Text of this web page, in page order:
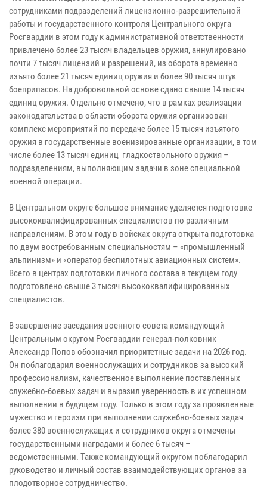
сотрудниками подразделений лицензионно-разрешительной
работы и государственного контроля Центрального округа
Росгвардии в этом году к административной ответственности
привлечено более 23 тысяч владельцев оружия, аннулировано
почти 7 тысяч лицензий и разрешений, из оборота временно
изъято более 21 тысяч единиц оружия и более 90 тысяч штук
боеприпасов. На добровольной основе сдано свыше 14 тысяч
единиц оружия. Отдельно отмечено, что в рамках реализации
законодательства в области оборота оружия организован
комплекс мероприятий по передаче более 15 тысяч изъятого
оружия в государственные военизированные организации, в том
числе более 13 тысяч единиц гладкоствольного оружия –
подразделениям, выполняющим задачи в зоне специальной
военной операции.
В Центральном округе большое внимание уделяется подготовке
высококвалифицированных специалистов по различным
направлениям. В этом году в войсках округа открыта подготовка
по двум востребованным специальностям – «промышленный
альпинизм» и «оператор беспилотных авиационных систем».
Всего в центрах подготовки личного состава в текущем году
подготовлено свыше 3 тысяч высококвалифицированных
специалистов.
В завершение заседания военного совета командующий
Центральным округом Росгвардии генерал-полковник
Александр Попов обозначил приоритетные задачи на 2026 год.
Он поблагодарил военнослужащих и сотрудников за высокий
профессионализм, качественное выполнение поставленных
служебно-боевых задач и выразил уверенность в их успешном
выполнении в будущем году. Только в этом году за проявленные
мужество и героизм при выполнении служебно-боевых задач
более 380 военнослужащих и сотрудников округа отмечены
государственными наградами и более 6 тысяч –
ведомственными. Также командующий округом поблагодарил
руководство и личный состав взаимодействующих органов за
плодотворное сотрудничество.